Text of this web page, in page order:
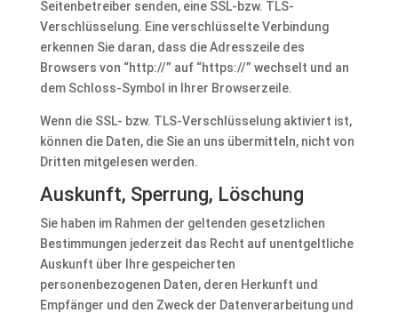
Seitenbetreiber senden, eine SSL-bzw. TLS-
Verschlüsselung. Eine verschlüsselte Verbindung
erkennen Sie daran, dass die Adresszeile des
Browsers von “http://” auf “https://” wechselt und an
dem Schloss-Symbol in Ihrer Browserzeile.
Wenn die SSL- bzw. TLS-Verschlüsselung aktiviert ist,
können die Daten, die Sie an uns übermitteln, nicht von
Dritten mitgelesen werden.
Auskunft, Sperrung, Löschung
Sie haben im Rahmen der geltenden gesetzlichen
Bestimmungen jederzeit das Recht auf unentgeltliche
Auskunft über Ihre gespeicherten
personenbezogenen Daten, deren Herkunft und
Empfänger und den Zweck der Datenverarbeitung und